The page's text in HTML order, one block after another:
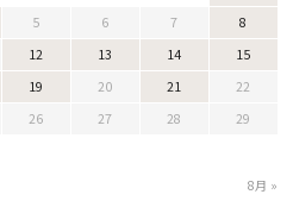
5 6 7
8
12 13 14
15
19 20 21
22
26 27 28
29
8月 »